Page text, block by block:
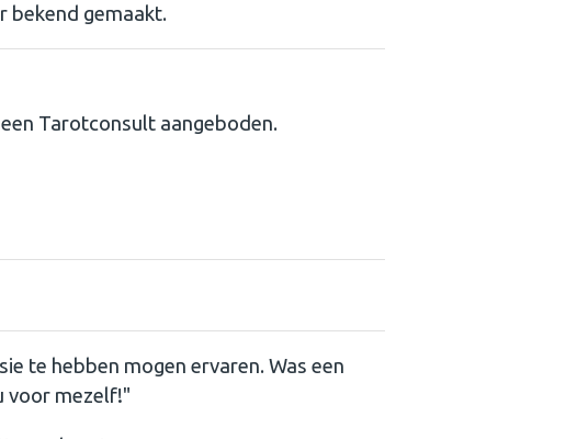
bekend gemaakt.
een Tarotconsult aangeboden.
te hebben mogen ervaren. Was een
voor mezelf!"